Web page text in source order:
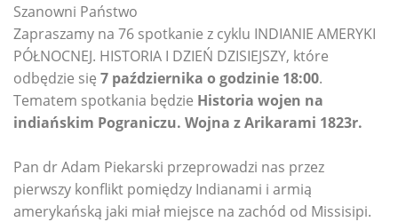
Szanowni Państwo
Zapraszamy na 76 spotkanie z cyklu INDIANIE AMERYKI
PÓŁNOCNEJ. HISTORIA I DZIEŃ DZISIEJSZY, które
odbędzie się 7 października o godzinie 18:00.
Tematem spotkania będzie Historia wojen na
indiańskim Pograniczu. Wojna z Arikarami 1823r.
Pan dr Adam Piekarski przeprowadzi nas przez
pierwszy konflikt pomiędzy Indianami i armią
amerykańską jaki miał miejsce na zachód od Missisipi.